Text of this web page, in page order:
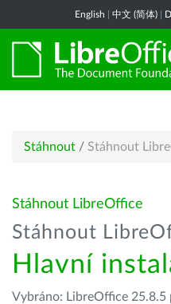
English 中文 (简体)
Stáhnout / Stáhnout
Stáhnout LibreOffice
Stáhnout
Hlavní
Vybráno: LibreOffice